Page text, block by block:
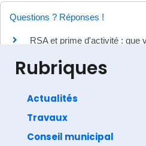
Questions ? Réponses !
RSA et prime d'activité : que
Direction de l'information légale et
Rubriques
Actualités
Travaux
Conseil municipal